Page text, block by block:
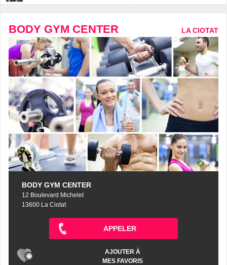
BODY GYM CENTER LA CIOTAT
BODY GYM CENTER
12 Boulevard Michelet
13600 La Ciotat
APPELER
AJOUTER À
MES FAVORIS